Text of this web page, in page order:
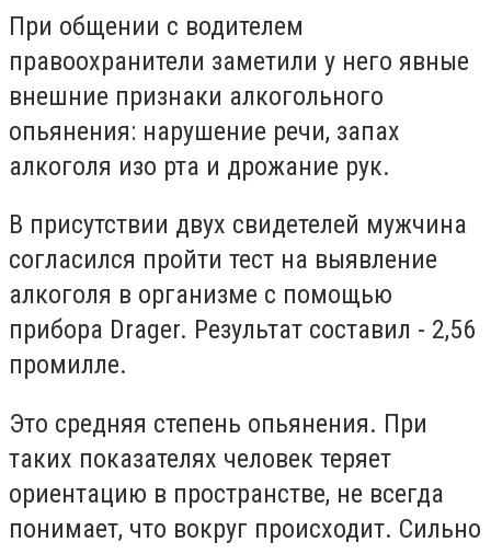
При общении с водителем
правоохранители заметили у него явные
внешние признаки алкогольного
опьянения: нарушение речи, запах
алкоголя изо рта и дрожание рук.
В присутствии двух свидетелей мужчина
согласился пройти тест на выявление
алкоголя в организме с помощью
прибора Drager. Результат составил - 2,56
промилле.
Это средняя степень опьянения. При
таких показателях человек теряет
ориентацию в пространстве, не всегда
понимает, что вокруг происходит. Сильно